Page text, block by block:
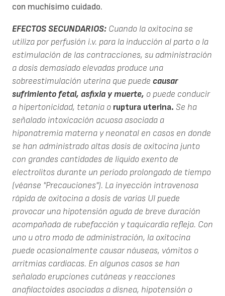
con muchísimo cuidado.
EFECTOS SECUNDARIOS: Cuando la oxitocina se
utiliza por perfusión i.v. para la inducción al parto o la
estimulación de las contracciones, su administración
a dosis demasiado elevadas produce una
sobreestimulación uterina que puede causar
sufrimiento fetal, asfixia y muerte, o puede conducir
a hipertonicidad, tetania o ruptura uterina. Se ha
señalado intoxicación acuosa asociada a
hiponatremia materna y neonatal en casos en donde
se han administrado altas dosis de oxitocina junto
con grandes cantidades de líquido exento de
electrolitos durante un período prolongado de tiempo
(véanse "Precauciones"). La inyección intravenosa
rápida de oxitocina a dosis de varias UI puede
provocar una hipotensión aguda de breve duración
acompañada de rubefacción y taquicardia refleja. Con
uno u otro modo de administración, la oxitocina
puede ocasionalmente causar náuseas, vómitos o
arritmias cardiacas. En algunos casos se han
señalado erupciones cutáneas y reacciones
anafilactoides asociadas a disnea, hipotensión o